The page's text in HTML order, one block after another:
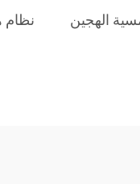
الهجين نظام